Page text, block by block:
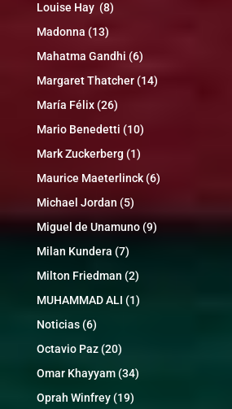
Louise Hay (8)
Madonna (13)
Mahatma Gandhi (6)
Margaret Thatcher(14)
María Félix(26)
Mario Benedetti (10)
Mark Zuckerberg (1)
Maurice Maeterlinck(6)
Michael Jordan (5)
Miguel de Unamuno(9)
Milan Kundera (7)
Milton Friedman (2)
MUHAMMAD ALI (1)
Noticias(6)
Octavio Paz(20)
Omar Khayyam(34)
Oprah Winfrey(19)